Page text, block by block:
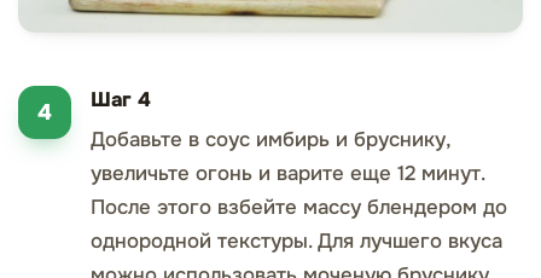
Шаг 4
Добавьте в соус имбирь и бруснику,
увеличьте огонь и варите еще 12 минут.
После этого взбейте массу блендером до
однородной текстуры. Для лучшего вкуса